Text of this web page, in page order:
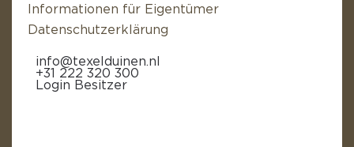
Informationen für Eigentümer
Datenschutzerklärung
info@texelduinen.nl
+31 222 320 300
Login Besitzer